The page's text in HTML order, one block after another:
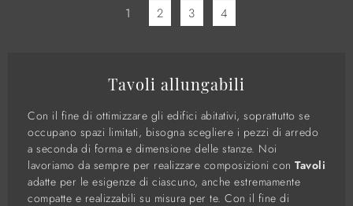
1 2 3 4
Tavoli allungabili
Con il fine di ottimizzare gli edifici abitativi, soprattutto se
occupano spazi limitati, bisogna scegliere i pezzi di arredo
a seconda di forma e dimensione delle stanze. Noi
lavoriamo da sempre per realizzare composizioni con Tavoli
adatte per le esigenze di ciascuno, anche estremamente
compatte e realizzabili su misura per te. Con il fine di